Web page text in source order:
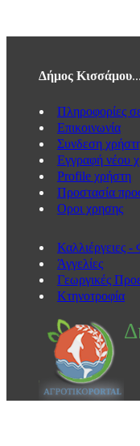
Δήμος Κισσάμου
Πληροφορίες
Eπικοινωνία
Συνδεση
Εγγραφή νέου
Profile χρήστη
Προστασία
Οροι χρησης
Καλλιέργειες -
Άγγελίες
Γεωργικές
Κτηνοτροφία